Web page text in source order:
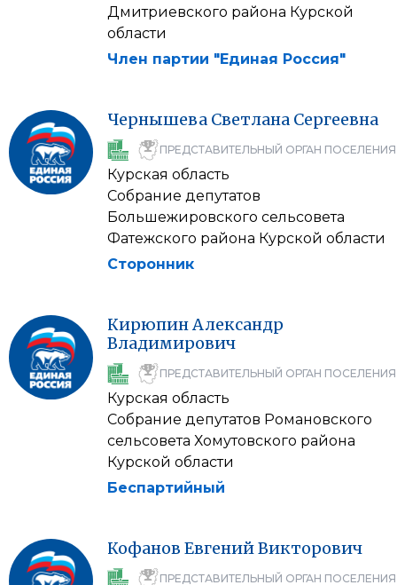
Дмитриевского района Курской
области
Член партии "Единая Россия"
Чернышева Светлана Сергеевна
ПРЕДСТАВИТЕЛЬНЫЙ ОРГАН ПОСЕЛЕНИЯ
Курская область
Собрание депутатов
Большежировского сельсовета
Фатежского района Курской области
Сторонник
КирюпинАлександр
Владимирович
ПРЕДСТАВИТЕЛЬНЫЙ ОРГАН ПОСЕЛЕНИЯ
Курская область
Собрание депутатов Романовского
сельсовета Хомутовского района
Курской области
Беспартийный
Кофанов ЕвгенийВикторович
ПРЕДСТАВИТЕЛЬНЫЙ ОРГАН ПОСЕЛЕНИЯ